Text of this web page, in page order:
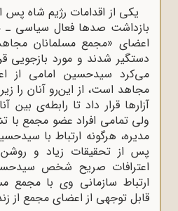
یکی از اقدامات رژیم شاه پس
بازداشت صدها فعال سیاسی ـ
اعضای «مجمع مسلمانان
دستگیر شدند و مورد بازجویی
می‌کرد سیدحسین امامی از
مجاهد است، از این‌رو آنان را
آزارها قرار داد تا رابطه‌ی بین
ولی تمامی افراد عضو مجمع
مدیره، هرگونه ارتباط با
پس از تحقیقات زیاد و
اعترافات صریح شخص
ارتباط سازمانی وی با مجمع
قابل توجهی از اعضای مجمع از